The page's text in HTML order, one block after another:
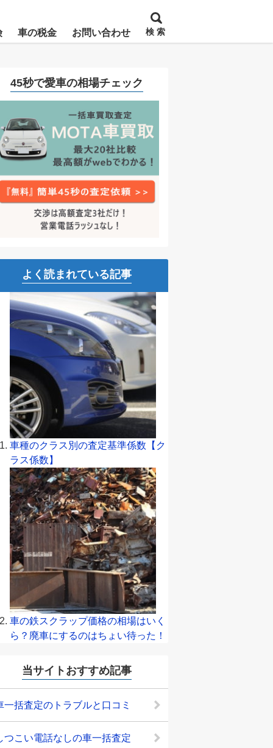
車の税金 お問い合わせ 検 索
45秒で愛車の相場チェック
よく読まれている記事
車種のクラス別の査定基準係数【ク
ラス係数】
車の鉄スクラップ価格の相場はいく
ら？廃車にするのはちょい待った！
当サイトおすすめ記事
一括査定のトラブルと口コミ
つこい電話なしの車一括査定